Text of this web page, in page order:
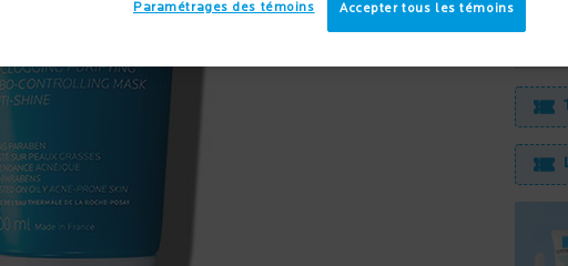
Accepter tous les témoins
Paramétrages des témoins